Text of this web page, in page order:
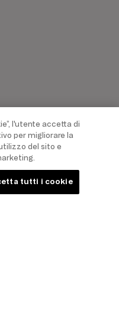
l'utente accetta di
per migliorare la
del sito e
tutti i cookie